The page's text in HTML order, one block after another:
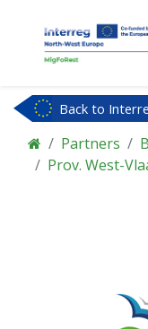
Back to
Partners
Prov. West-